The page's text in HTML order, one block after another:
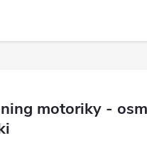
motoriky -